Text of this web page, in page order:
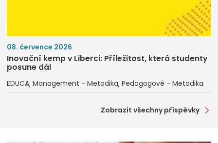
08. července 2026
Inovační kemp v Liberci: Příležitost, která studenty
posune dál
EDUCA Management - Metodika Pedagogové - Metodika
Zobrazit všechny příspěvky